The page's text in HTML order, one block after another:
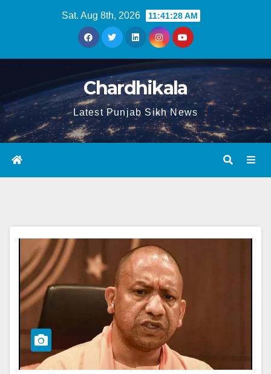
Sat. Aug 8th, 2026 11:41:28 AM
Chardhikala
Latest Punjab Sikh News